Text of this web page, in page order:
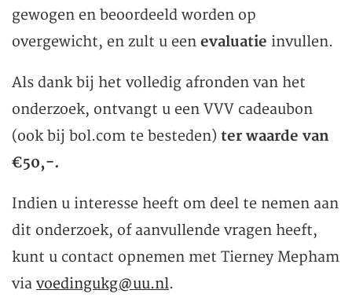
gewogen en beoordeeld worden op
overgewicht, en zult u een evaluatie invullen.
Als dank bij het volledig afronden van het
onderzoek, ontvangt u een VVV cadeaubon
(ook bij bol.com te besteden) ter waarde van
€50,-.
Indien u interesse heeft om deel te nemen aan
dit onderzoek, of aanvullende vragen heeft,
kunt u contact opnemen met Tierney Mepham
via voedingukg@uu.nl.